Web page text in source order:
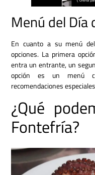
Menú del Día
En cuanto a su menú
opciones. La primera
entra un entrante, un
opción es un menú
recomendaciones
¿Qué
Fontefría?